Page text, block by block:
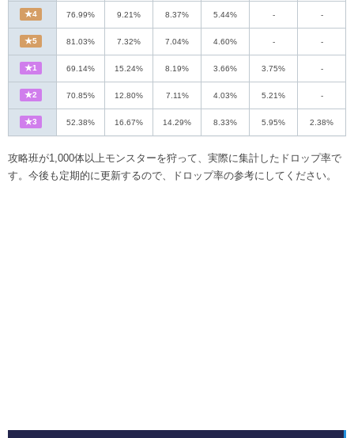
★4 76.99% 9.21% 8.37% 5.44% - -
★5 81.03% 7.32% 7.04% 4.60% - -
★1 69.14% 15.24% 8.19% 3.66% 3.75% -
★2 70.85% 12.80% 7.11% 4.03% 5.21% -
★3 52.38% 16.67% 14.29% 8.33% 5.95% 2.38%
攻略班が1,000体以上モンスターを狩って、実際に集計したドロップ率で
す。今後も定期的に更新するので、ドロップ率の参考にしてください。